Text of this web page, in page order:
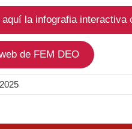
aquí la infografia interactiva
de FEM DEO